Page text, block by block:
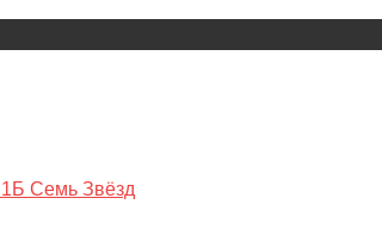
1Б Семь Звёзд